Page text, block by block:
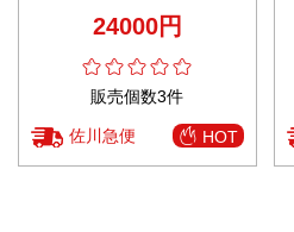
24000円
販売個数3件
佐川急便 HOT